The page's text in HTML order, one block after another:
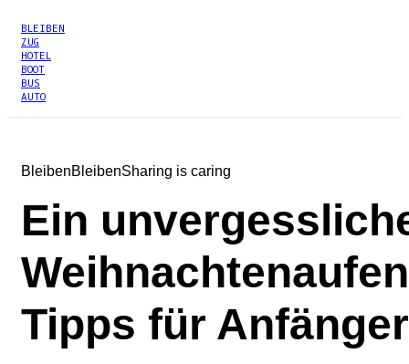
BLEIBEN
ZUG
HOTEL
BOOT
BUS
AUTO
Ein
Tipps für Anfänger
BleibenBleibenSharing is caring